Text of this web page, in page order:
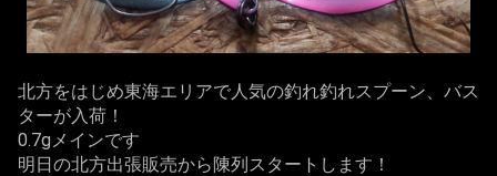
北方をはじめ東海エリアで人気の釣れ釣れスプーン、バス
ターが入荷！
0.7gメインです
明日の北方出張販売から陳列スタートします！